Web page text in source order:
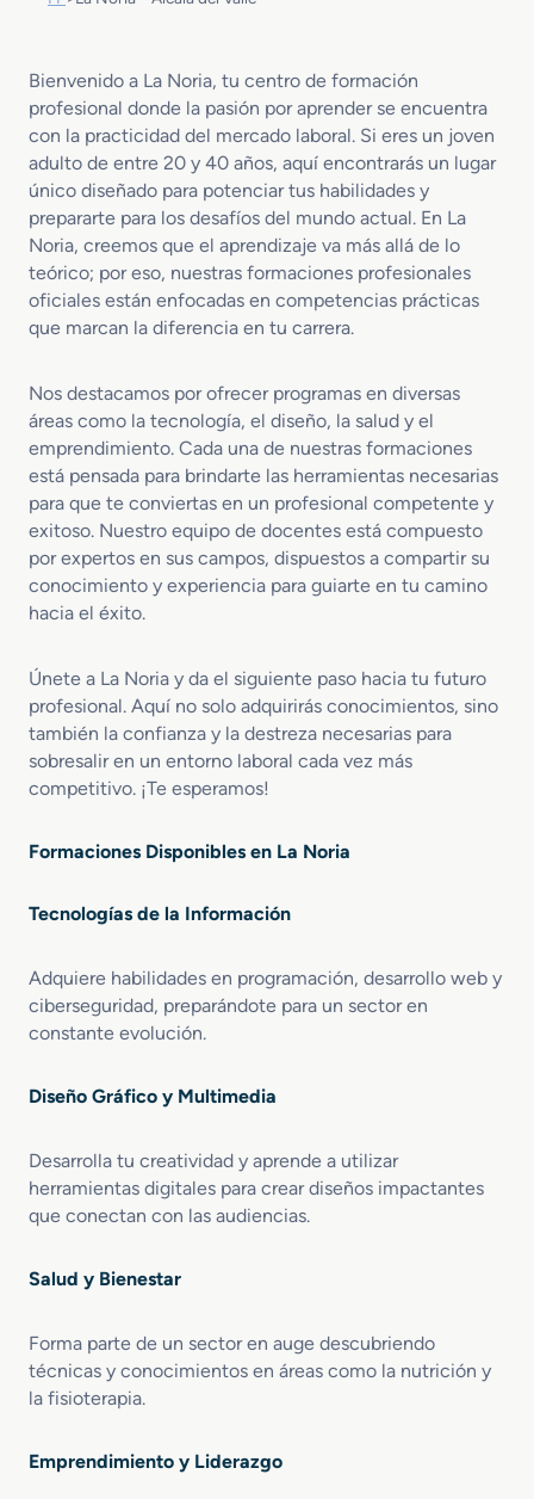
Bienvenido a La Noria, tu centro de formación
profesional donde la pasión por aprender se encuentra
con la practicidad del mercado laboral. Si eres un joven
adulto de entre 20 y 40 años, aquí encontrarás un lugar
único diseñado para potenciar tus habilidades y
prepararte para los desafíos del mundo actual. En La
Noria, creemos que el aprendizaje va más allá de lo
teórico; por eso, nuestras formaciones profesionales
oficiales están enfocadas en competencias prácticas
que marcan la diferencia en tu carrera.
Nos destacamos por ofrecer programas en diversas
áreas como la tecnología, el diseño, la salud y el
emprendimiento. Cada una de nuestras formaciones
está pensada para brindarte las herramientas necesarias
para que te conviertas en un profesional competente y
exitoso. Nuestro equipo de docentes está compuesto
por expertos en sus campos, dispuestos a compartir su
conocimiento y experiencia para guiarte en tu camino
hacia el éxito.
Únete a La Noria y da el siguiente paso hacia tu futuro
profesional. Aquí no solo adquirirás conocimientos, sino
también la confianza y la destreza necesarias para
sobresalir en un entorno laboral cada vez más
competitivo. ¡Te esperamos!
Formaciones Disponibles en La Noria
Tecnologías de la Información
Adquiere habilidades en programación, desarrollo web y
ciberseguridad, preparándote para un sector en
constante evolución.
Diseño Gráfico y Multimedia
Desarrolla tu creatividad y aprende a utilizar
herramientas digitales para crear diseños impactantes
que conectan con las audiencias.
Salud y Bienestar
Forma parte de un sector en auge descubriendo
técnicas y conocimientos en áreas como la nutrición y
la fisioterapia.
Emprendimiento y Liderazgo